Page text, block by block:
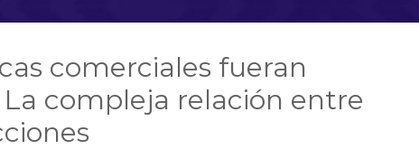
comerciales fueran
compleja relación entre